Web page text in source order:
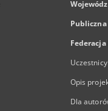
Publiczna
Opis
Dla